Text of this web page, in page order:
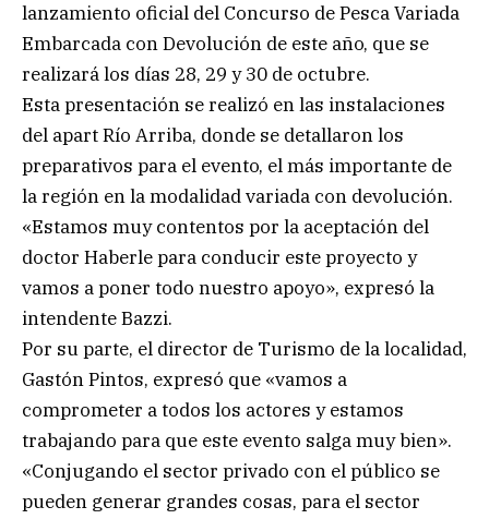
lanzamiento oficial del Concurso de Pesca Variada
Embarcada con Devolución de este año, que se
realizará los días 28, 29 y 30 de octubre.
Esta presentación se realizó en las instalaciones
del apart Río Arriba, donde se detallaron los
preparativos para el evento, el más importante de
la región en la modalidad variada con devolución.
«Estamos muy contentos por la aceptación del
doctor Haberle para conducir este proyecto y
vamos a poner todo nuestro apoyo», expresó la
intendente Bazzi.
Por su parte, el director de Turismo de la localidad,
Gastón Pintos, expresó que «vamos a
comprometer a todos los actores y estamos
trabajando para que este evento salga muy bien».
«Conjugando el sector privado con el público se
pueden generar grandes cosas, para el sector